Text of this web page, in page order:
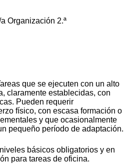
Organización 2.ª
que se ejecuten con un alto
claramente establecidas, con
Pueden requerir
físico, con escasa formación o
y que ocasionalmente
pequeño período de adaptación.
básicos obligatorios y en
para tareas de oficina.